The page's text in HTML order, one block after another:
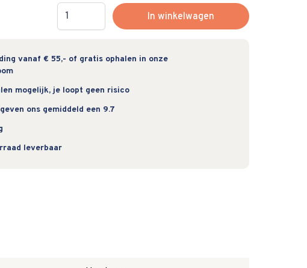
Hoeveelheid
In winkelwagen
vanaf € 55,- of gratis ophalen in onze
mogelijk, je loopt geen risico
ons gemiddeld een 9.7
leverbaar